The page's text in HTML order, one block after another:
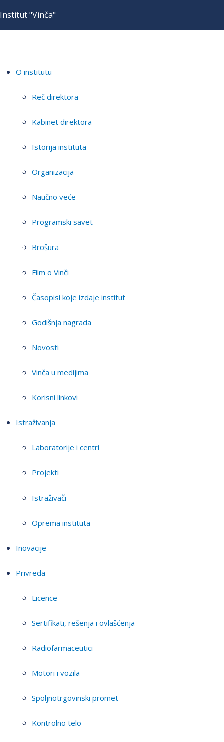
Institut "Vinča"
O institutu
Reč direktora
Kabinet direktora
Istorija instituta
Organizacija
Naučno veće
Programski savet
Brošura
Film o Vinči
Časopisi koje izdaje institut
Godišnja nagrada
Novosti
Vinča u medijima
Korisni linkovi
Istraživanja
Laboratorije i centri
Projekti
Istraživači
Oprema instituta
Inovacije
Privreda
Licence
Sertifikati, rešenja i ovlašćenja
Radiofarmaceutici
Motori i vozila
Spoljnotrgovinski promet
Kontrolno telo